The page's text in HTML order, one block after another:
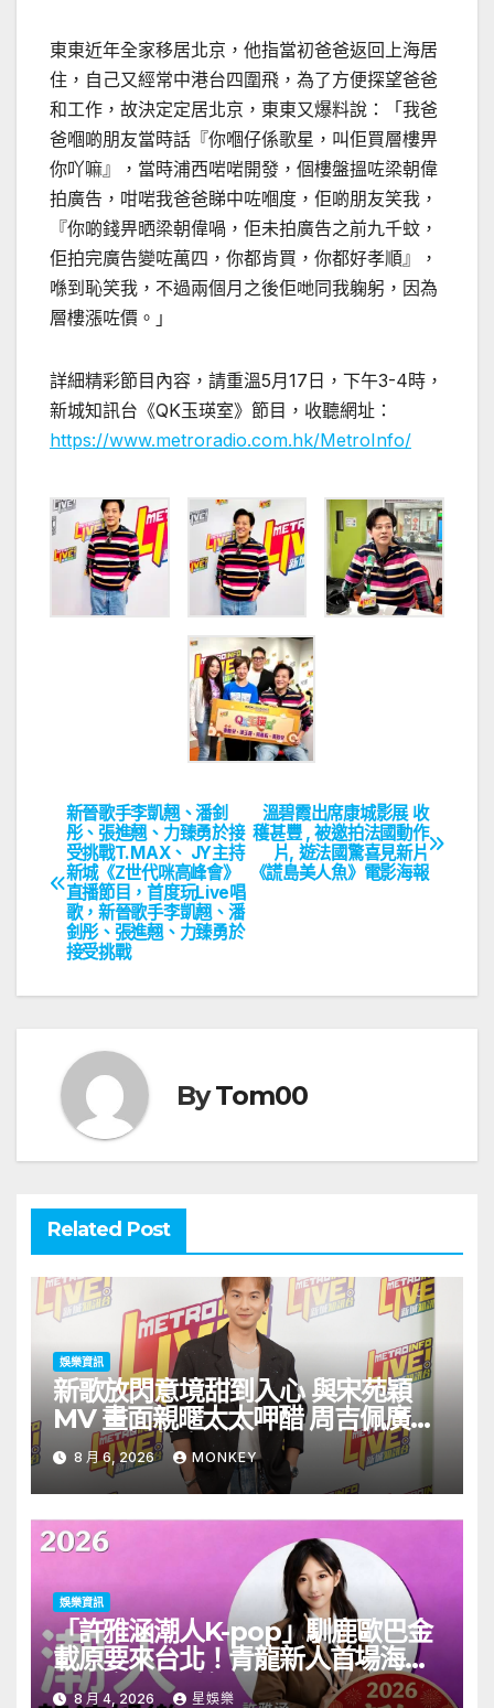
東東近年全家移居北京，他指當初爸爸返回上海居
住，自己又經常中港台四圍飛，為了方便探望爸爸
和工作，故決定定居北京，東東又爆料說：「我爸
爸嗰啲朋友當時話『你嗰仔係歌星，叫佢買層樓畀
你吖嘛』，當時浦西啱啱開發，個樓盤搵咗梁朝偉
拍廣告，咁啱我爸爸睇中咗嗰度，佢啲朋友笑我，
『你啲錢畀晒梁朝偉喎，佢未拍廣告之前九千蚊，
佢拍完廣告變咗萬四，你都肯買，你都好孝順』，
喺到恥笑我，不過兩個月之後佢哋同我躹躬，因為
層樓漲咗價。」
詳細精彩節目內容，請重溫5月17日，下午3-4時，
新城知訊台《QK玉瑛室》節目，收聽網址：
https://www.metroradio.com.hk/MetroInfo/
文
章
導
覽
溫碧霞出席康城影展 收
穫甚豐 , 被邀拍法國動作
片, 遊法國驚喜見新片
《謊島美人魚》電影海報
新晉歌手李凱翹、潘釗
彤、張進翹、力臻勇於接
受挑戰T.MAX、 JY主持
新城《Z世代咪高峰會》
直播節目，首度玩Live唱
歌，新晉歌手李凱翹、潘
釗彤、張進翹、力臻勇於
接受挑戰
ByTom00
Related Post
娛樂資訊
新歌放閃意境甜到入心 與宋苑穎
MV 畫面親暱太太呷醋 周吉佩廣州
一日三場熱血 Busking
8 月 6, 2026 MONKEY
娛樂資訊
「許雅涵潮人K-pop」馴鹿歐巴金
載原要來台北！青龍新人首場海外
見面會8/9開搶
8 月 4, 2026 星娛樂